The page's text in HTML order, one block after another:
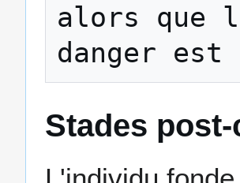
alors que
Stades